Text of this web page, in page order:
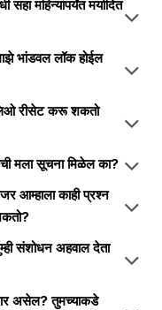
महिन्यांपर्यंत मर्यादित
भांडवल लॉक होईल
रीसेट करू शकतो
मला सूचना मिळेल का?
आम्हाला काही प्रश्न
संशोधन अहवाल देता
असेल? तुमच्याकडे